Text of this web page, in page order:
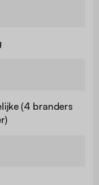
(4 branders